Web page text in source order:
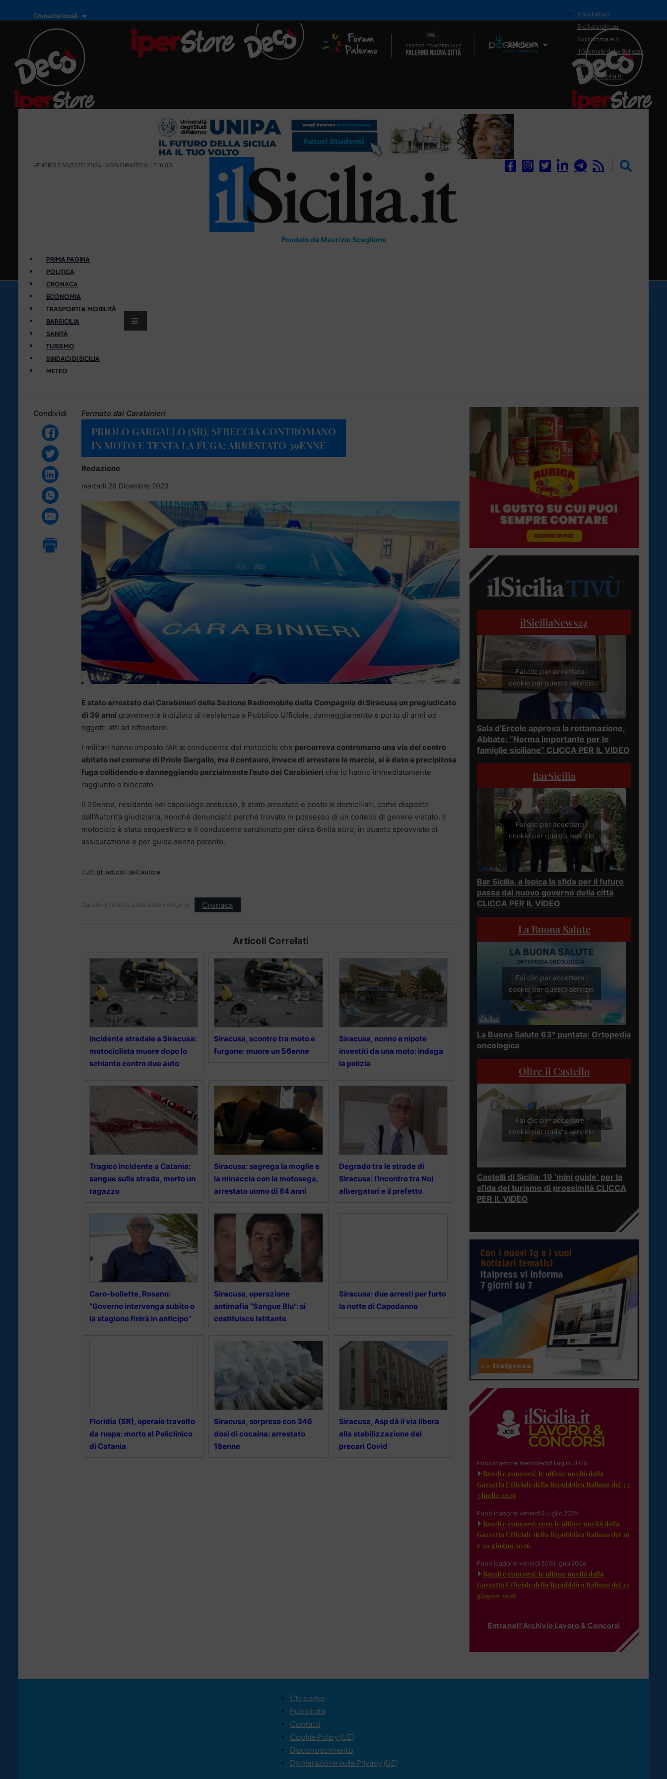
Cronache locali
Il Network
il SiciliaTivù
Siciliarurale.eu
Siciliammare.it
Il Giornale della Bellezza
Siciliamedica.it
Sanitainsicilia.it
VENERDÌ 7 AGOSTO 2026 - AGGIORNATO ALLE 18:50
Fondato da Maurizio Scaglione
PRIMA PAGINA
POLITICA
CRONACA
ECONOMIA
TRASPORTI & MOBILITÀ
BARSICILIA
SANITÀ
TURISMO
SINDACI DI SICILIA
METEO
Condividi Fermato dai Carabinieri
PRIOLO GARGALLO (SR), SFRECCIA CONTROMANO
IN MOTO E TENTA LA FUGA: ARRESTATO 39ENNE
Redazione
martedì 26 Dicembre 2023
È stato arrestato dai Carabinieri della Sezione Radiomobile della Compagnia di Siracusa un pregiudicato
di 39 anni gravemente indiziato di resistenza a Pubblico Ufficiale, danneggiamento e porto di armi od
oggetti atti ad offendere.
I militari hanno imposto l’Alt al conducente del motociclo che percorreva contromano una via del centro
abitato nel comune di Priolo Gargallo, ma il centauro, invece di arrestare la marcia, si è dato a precipitosa
fuga collidendo e danneggiando parzialmente l’auto dei Carabinieri che lo hanno immediatamente
raggiunto e bloccato.
Il 39enne, residente nel capoluogo aretuseo, è stato arrestato e posto ai domiciliari, come disposto
dall’Autorità giudiziaria, nonché denunciato perché trovato in possesso di un coltello di genere vietato. Il
motociclo è stato sequestrato e il conducente sanzionato per circa 6mila euro, in quanto sprovvisto di
assicurazione e per guida senza patente.
Tutti gli articoli dell'autore
Questo articolo fa parte delle categorie: Cronaca
Articoli Correlati
Incidente stradale a Siracusa:
motociclista muore dopo lo
schianto contro due auto
Siracusa, scontro tra moto e
furgone: muore un 56enne
Siracusa, nonno e nipote
investiti da una moto: indaga
la polizia
Tragico incidente a Catania:
sangue sulla strada, morto un
ragazzo
Siracusa: segrega la moglie e
la minaccia con la motosega,
arrestato uomo di 64 anni
Degrado tra le strade di
Siracusa: l’incontro tra Noi
albergatori e il prefetto
Caro-bollette, Rosano:
“Governo intervenga subito o
la stagione finirà in anticipo”
Siracusa, operazione
antimafia “Sangue Blu”: si
costituisce latitante
Siracusa: due arresti per furto
la notte di Capodanno
Floridia (SR), operaio travolto
da ruspa: morto al Policlinico
di Catania
Siracusa, sorpreso con 346
dosi di cocaina: arrestato
18enne
Siracusa, Asp dà il via libera
alla stabilizzazione dei
precari Covid
ilSiciliaNews24
Fai clic per accettare i
cookie per questo servizio
Sala d’Ercole approva la rottamazione,
Abbate: “Norma importante per le
famiglie siciliane” CLICCA PER IL VIDEO
BarSicilia
Fai clic per accettare i
cookie per questo servizio
Bar Sicilia, a Ispica la sfida per il futuro
passa dal nuovo governo della città
CLICCA PER IL VIDEO
La Buona Salute
Fai clic per accettare i
cookie per questo servizio
La Buona Salute 63° puntata: Ortopedia
oncologica
Oltre il Castello
Fai clic per accettare i
cookie per questo servizio
Castelli di Sicilia: 19 ‘mini guide’ per la
sfida del turismo di prossimità CLICCA
PER IL VIDEO
Pubblicazione: mercoledì 8 Luglio 2026
Bandi e concorsi: le ultime novità dalla
Gazzetta Ufficiale della Repubblica Italiana del 3 e
7 luglio 2026
Pubblicazione: venerdì 3 Luglio 2026
Bandi e concorsi: ecco le ultime novità dalla
Gazzetta Ufficiale della Repubblica Italiana del 26
e 30 giugno 2026
Pubblicazione: venerdì 26 Giugno 2026
Bandi e concorsi: le ultime novità dalla
Gazzetta Ufficiale della Repubblica Italiana del 23
giugno 2026
Entra nell'Archivio Lavoro & Concorsi
Chi siamo
Pubblicità
Contatti
Cookie Policy (UE)
Disconoscimento
Dichiarazione sulla Privacy (UE)